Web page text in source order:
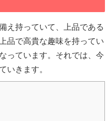
え持っていて、上品である
品で高貴な趣味を持ってい
っています。それでは、今
いきます。